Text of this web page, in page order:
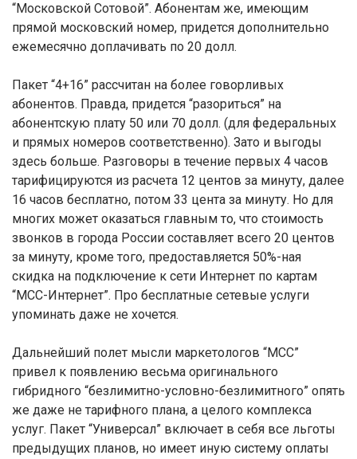
“Московской Сотовой”. Абонентам же, имеющим
прямой московский номер, придется дополнительно
ежемесячно доплачивать по 20 долл.
Пакет “4+16” рассчитан на более говорливых
абонентов. Правда, придется “разориться” на
абонентскую плату 50 или 70 долл. (для федеральных
и прямых номеров соответственно). Зато и выгоды
здесь больше. Разговоры в течение первых 4 часов
тарифицируются из расчета 12 центов за минуту, далее
16 часов бесплатно, потом 33 цента за минуту. Но для
многих может оказаться главным то, что стоимость
звонков в города России составляет всего 20 центов
за минуту, кроме того, предоставляется 50%-ная
скидка на подключение к сети Интернет по картам
“МСС-Интернет”. Про бесплатные сетевые услуги
упоминать даже не хочется.
Дальнейший полет мысли маркетологов “МСС”
привел к появлению весьма оригинального
гибридного “безлимитно-условно-безлимитного” опять
же даже не тарифного плана, а целого комплекса
услуг. Пакет “Универсал” включает в себя все льготы
предыдущих планов, но имеет иную систему оплаты